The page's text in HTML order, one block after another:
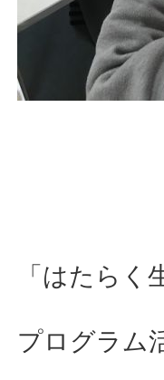
「はたら
プログラム